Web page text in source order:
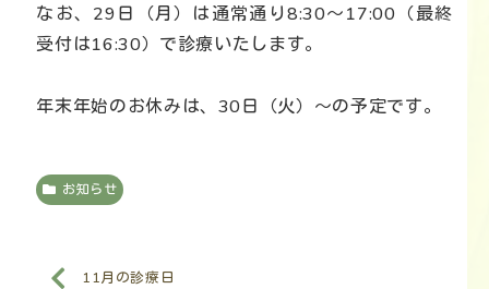
なお、29日（月）は通常通り8:30～17:00（最終
受付は16:30）で診療いたします。
年末年始のお休みは、30日（火）～の予定です。
お知らせ
11月の診療日